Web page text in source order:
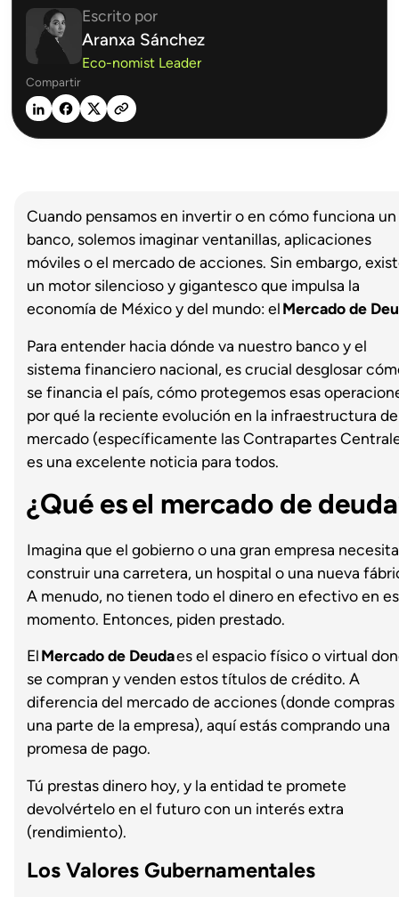
Escrito por
Aranxa Sánchez
Eco-nomist Leader
Compartir
Cuando pensamos en invertir o en cómo funciona un
banco, solemos imaginar ventanillas, aplicaciones
móviles o el mercado de acciones. Sin embargo,
un motor silencioso y gigantesco que impulsa la
economía de México y del mundo: elMercado de
Para entender hacia dónde va nuestro banco y el
sistema financiero nacional, es crucial desglosar
se financia el país, cómo protegemos esas
por qué la reciente evolución en la infraestructura de
mercado (específicamente las Contrapartes
es una excelente noticia para todos.
¿Qué es el mercado de
Imagina que el gobierno o una gran empresa necesita
construir una carretera, un hospital o una nueva
A menudo, no tienen todo el dinero en efectivo en
momento. Entonces, piden prestado.
ElMercado de Deudaes el espacio físico o virtual
se compran y venden estos títulos de crédito. A
diferencia del mercado de acciones (donde compras
una parte de la empresa), aquí estás comprando una
promesa de pago.
Tú prestas dinero hoy, y la entidad te promete
devolvértelo en el futuro con un interés extra
(rendimiento).
Los Valores Gubernamentales